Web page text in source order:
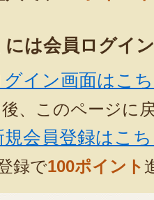
、作りもとても丁寧
！是非また頂きたい
2026年02
には会員ログイ
グイン画面はこ
後、このページに
規会員登録はこ
録で100ポイント